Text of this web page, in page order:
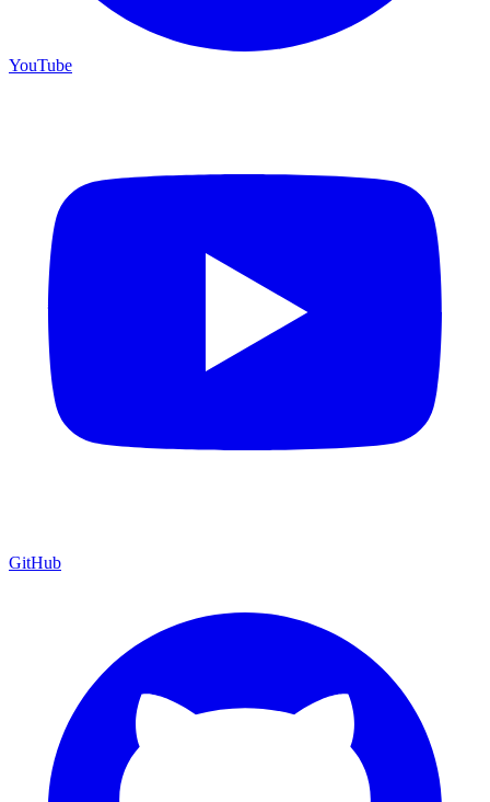
YouTube
GitHub